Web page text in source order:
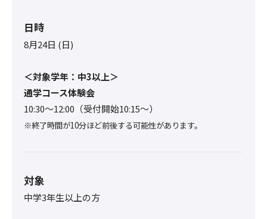
日時
8月24日 (日)
＜対象学年：中3以上＞
通学コース体験会
10:30〜12:00（受付開始10:15～）
※終了時間が10分ほど前後する可能性があります。
対象
中学3年生以上の方